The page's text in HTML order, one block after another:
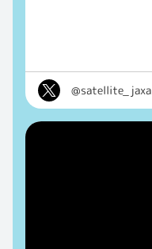
@satellite_jaxa